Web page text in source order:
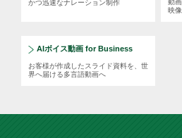
かつ迅速なナレーション制作
動
映
AIボイス動画 for Business
お客様が作成したスライド資料を、世
界へ届ける多言語動画へ